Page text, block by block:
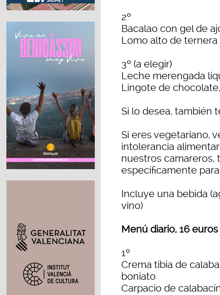
2º
Bacalao con gel de
Lomo alto de
3º (a elegir)
Leche merengada
Lingote de
Si lo desea, también
Si eres vegetariano,
intolerancia
nuestros camareros,
específicamente
Incluye una bebida
vino)
Menú diario, 16 euros
1º
Crema tibia de
boniato
Carpacio de